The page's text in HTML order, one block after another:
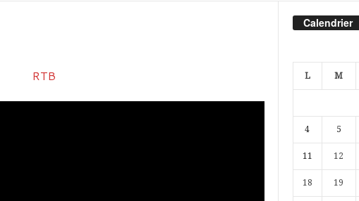
Calendrier
L M
4 5
11 12
18 19